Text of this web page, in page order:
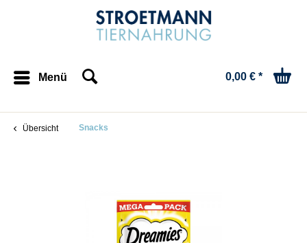
Menü 0,00 € *
Übersicht Snacks